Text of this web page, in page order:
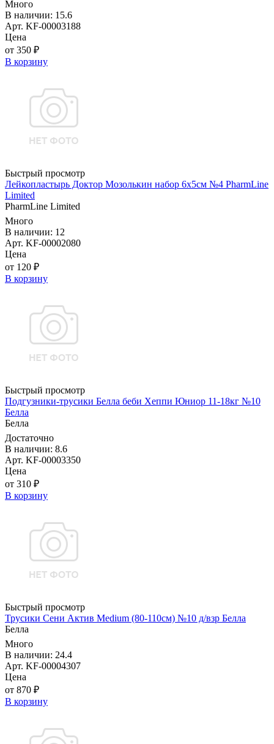
Много
В наличии: 15.6
Арт. KF-00003188
Цена
от 350 ₽
В корзину
Быстрый просмотр
Лейкопластырь Доктор Мозолькин набор 6х5см №4 PharmLine
Limited
PharmLine Limited
Много
В наличии: 12
Арт. KF-00002080
Цена
от 120 ₽
В корзину
Быстрый просмотр
Подгузники-трусики Белла беби Хеппи Юниор 11-18кг №10
Белла
Белла
Достаточно
В наличии: 8.6
Арт. KF-00003350
Цена
от 310 ₽
В корзину
Быстрый просмотр
Трусики Сени Актив Medium (80-110см) №10 д/взр Белла
Белла
Много
В наличии: 24.4
Арт. KF-00004307
Цена
от 870 ₽
В корзину